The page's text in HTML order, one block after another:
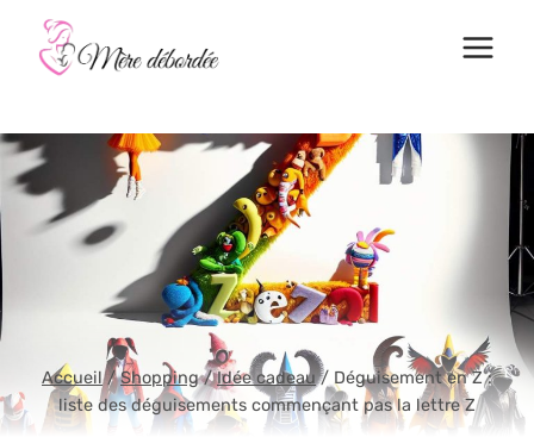
contenu
Accueil / Shopping / Idée cadeau / Déguisement en Z :
liste des déguisements commençant pas la lettre Z